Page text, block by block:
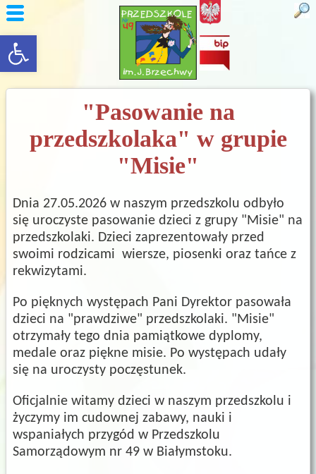
rozwiń/zwiń panel
"Pasowanie na
przedszkolaka" w grupie
"Misie"
Dnia 27.05.2026 w naszym przedszkolu odbyło
się uroczyste pasowanie dzieci z grupy "Misie" na
przedszkolaki. Dzieci zaprezentowały przed
swoimi rodzicami wiersze, piosenki oraz tańce z
rekwizytami.
Po pięknych występach Pani Dyrektor pasowała
dzieci na "prawdziwe" przedszkolaki. "Misie"
otrzymały tego dnia pamiątkowe dyplomy,
medale oraz piękne misie. Po występach udały
się na uroczysty poczęstunek.
Oficjalnie witamy dzieci w naszym przedszkolu i
życzymy im cudownej zabawy, nauki i
wspaniałych przygód w Przedszkolu
Samorządowym nr 49 w Białymstoku.